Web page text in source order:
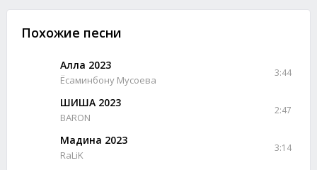
Похожие песни
Алла 2023
Ёсаминбону Мусоева
3:44
ШИША 2023
BARON
2:47
Мадина 2023
RaLiK
3:14